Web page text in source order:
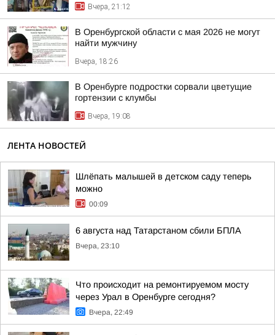
Вчера, 21:12
В Оренбургской области с мая 2026 не могут
найти мужчину
Вчера, 18:26
В Оренбурге подростки сорвали цветущие
гортензии с клумбы
Вчера, 19:08
ЛЕНТА НОВОСТЕЙ
Шлёпать малышей в детском саду теперь
можно
00:09
6 августа над Татарстаном сбили БПЛА
Вчера, 23:10
Что происходит на ремонтируемом мосту
через Урал в Оренбурге сегодня?
Вчера, 22:49